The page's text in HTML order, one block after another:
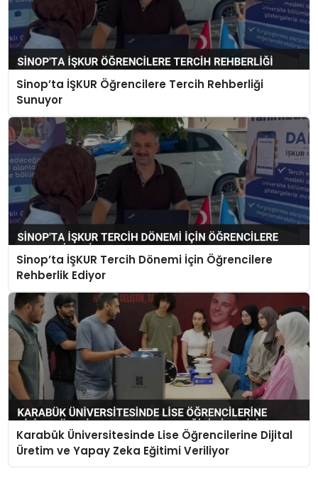
Sinop’ta İŞKUR Öğrencilere Tercih Rehberliği
Sunuyor
Sinop’ta İŞKUR Tercih Dönemi İçin Öğrencilere
Rehberlik Ediyor
Karabük Üniversitesinde Lise Öğrencilerine Dijital
Üretim ve Yapay Zeka Eğitimi Veriliyor